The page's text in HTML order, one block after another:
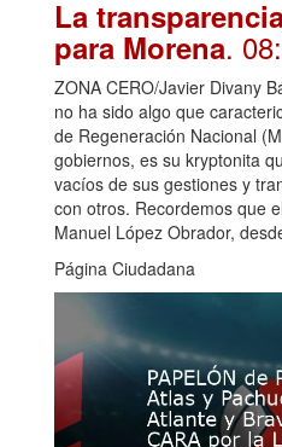
La
para Morena.
ZONA CERO/Javier Divany
no ha sido algo que
de Regeneración Nacional
gobiernos, es su kryptonita
vacíos de sus gestiones y
con otros. Recordemos que
Manuel López Obrador,
Página Ciudadana